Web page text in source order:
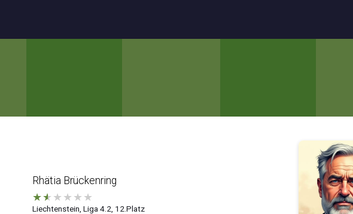
Rhätia Brückenring
★★ ★ ★ ★ ★
Liechtenstein, Liga 4.2, 12.Platz